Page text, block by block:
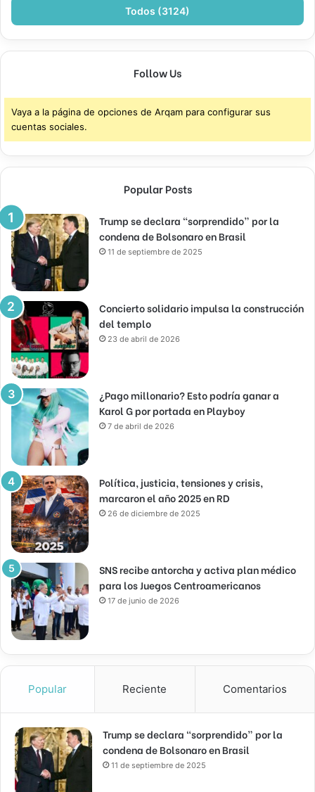
Todos (3124)
Follow Us
Vaya a la página de opciones de Arqam para configurar sus
cuentas sociales.
Popular Posts
Trump se declara “sorprendido” por la
condena de Bolsonaro en Brasil
11 de septiembre de 2025
Concierto solidario impulsa la construcción
del templo
23 de abril de 2026
¿Pago millonario? Esto podría ganar a
Karol G por portada en Playboy
7 de abril de 2026
Política, justicia, tensiones y crisis,
marcaron el año 2025 en RD
26 de diciembre de 2025
SNS recibe antorcha y activa plan médico
para los Juegos Centroamericanos
17 de junio de 2026
Popular Reciente Comentarios
Trump se declara “sorprendido” por la
condena de Bolsonaro en Brasil
11 de septiembre de 2025